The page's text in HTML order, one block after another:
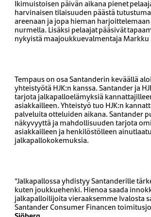
Ikimuistoisen päivän aikana pienet
harvinaisen tilaisuuden päästä
areenaan ja jopa hieman
nurmella. Lisäksi pelaajat pääsivät
nykyistä maajoukkuevalmentaja Markku
Tempaus on osa Santanderin keväällä
yhteistyötä HJK:n kanssa. Santander ja
tarjota jalkapalloelämyksiä
asiakkailleen. Yhteistyö tuo HJK:n
palveluita otteluiden aikana. Santander
näkyvyyttä ja mahdollisuuden tarjota
asiakkailleen ja henkilöstölleen
jalkapallokokemuksia.
“Jalkapallossa yhdistyy Santanderille
kuten joukkuehenki. Hienoa saada
jalkapalloilijoita vieraaksemme Ivalosta
Santander Consumer Financen